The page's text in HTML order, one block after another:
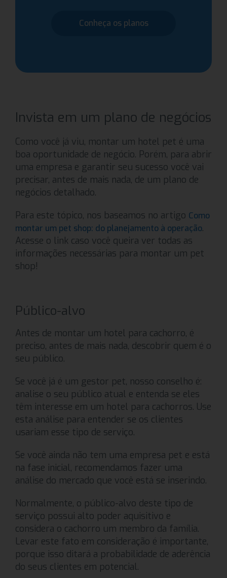
Conheça os planos
Invista em um plano de negócios
Como você já viu, montar um hotel pet é uma
boa oportunidade de negócio. Porém, para abrir
uma empresa e garantir seu sucesso você vai
precisar, antes de mais nada, de um plano de
negócios detalhado.
Para este tópico, nos baseamos no artigo Como
montar um pet shop: do planejamento à operação.
Acesse o link caso você queira ver todas as
informações necessárias para montar um pet
shop!
Público-alvo
Antes de montar um hotel para cachorro, é
preciso, antes de mais nada, descobrir quem é o
seu público.
Se você já é um gestor pet, nosso conselho é:
analise o seu público atual e entenda se eles
têm interesse em um hotel para cachorros. Use
esta análise para entender se os clientes
usariam esse tipo de serviço.
Se você ainda não tem uma empresa pet e está
na fase inicial, recomendamos fazer uma
análise do mercado que você está se inserindo.
Normalmente, o público-alvo deste tipo de
serviço possui alto poder aquisitivo e
considera o cachorro um membro da família.
Levar este fato em consideração é importante,
porque isso ditará a probabilidade de aderência
do seus clientes em potencial.